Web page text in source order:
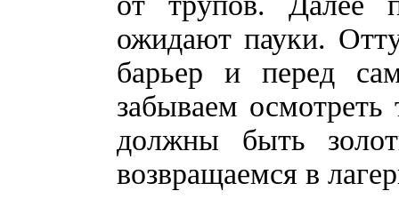
ожидают пауки.
барьер и перед
забываем
должны быть
возвращаемся в